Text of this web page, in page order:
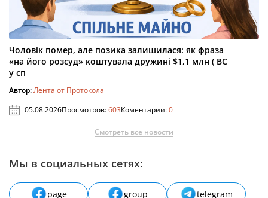
Чоловік помер, але позика залишилася: як фраза
«на його розсуд» коштувала дружині $1,1 млн ( ВС
у сп
Автор:Лента от Протокола
05.08.2026Просмотров:603Коментарии:0
Смотреть все новости
Мы в социальных сетях:
page group
telegram